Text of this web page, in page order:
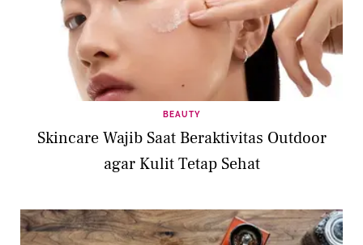
BEAUTY
Skincare Wajib Saat Beraktivitas Outdoor
agar Kulit Tetap Sehat